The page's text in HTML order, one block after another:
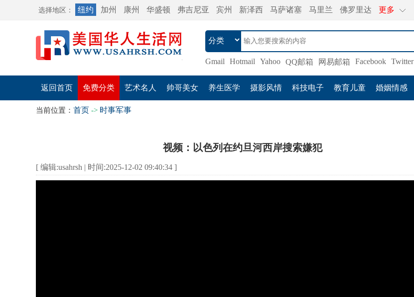
选择地区： 纽约 加州 康州 华盛顿 弗吉尼亚 宾州 新泽西 马萨诸塞 马里兰 佛罗里达 更多
Gmail Hotmail Yahoo QQ邮箱 网易邮箱 Facebook Twitter
返回首页 免费分类 艺术名人 帅哥美女 养生医学 摄影风情 科技电子 教育儿童 婚姻情感
当前位置： 首页 -> 时事军事
视频：以色列在约旦河西岸搜索嫌犯
[ 编辑:usahrsh | 时间:2025-12-02 09:40:34 ]